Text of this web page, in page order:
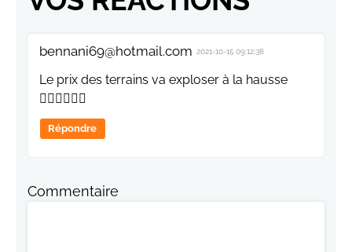
bennani69@hotmail.com 2021-10-15 09:12:38
Le prix des terrains va exploser à la hausse
👍🏻👍🏻👍🏻
Répondre
Commentaire